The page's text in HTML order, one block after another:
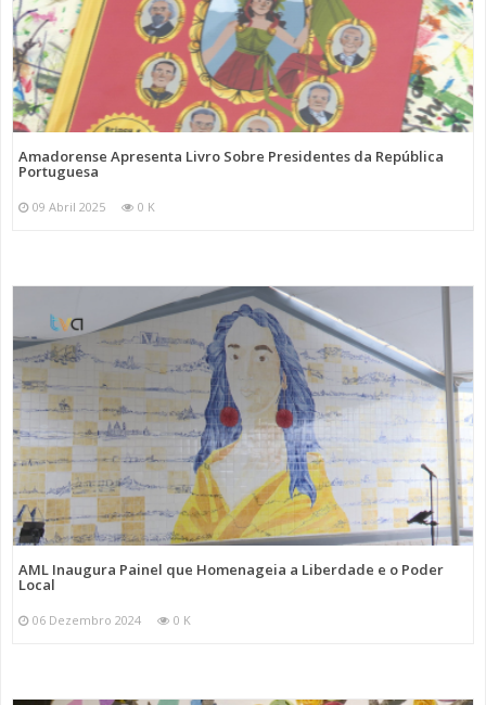
Amadorense Apresenta Livro Sobre Presidentes da República
Portuguesa
09 Abril 2025 0 K
AML Inaugura Painel que Homenageia a Liberdade e o Poder
Local
06 Dezembro 2024 0 K